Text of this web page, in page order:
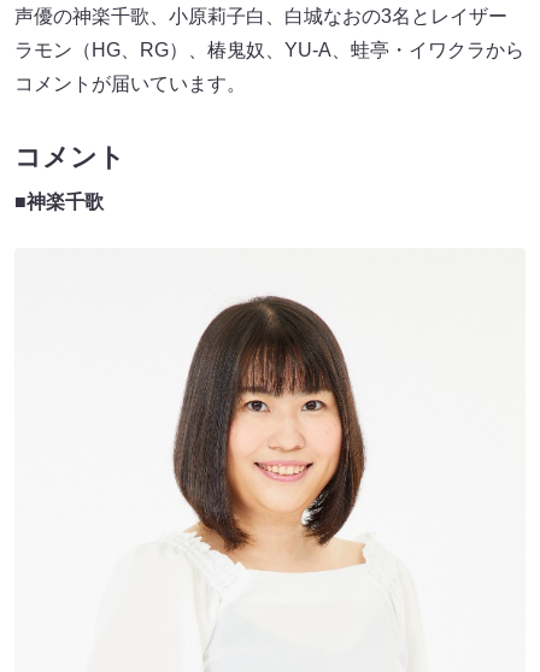
声優の神楽千歌、小原莉子白、白城なおの3名とレイザー
ラモン（HG、RG）、椿鬼奴、YU-A、蛙亭・イワクラから
コメントが届いています。
コメント
■神楽千歌